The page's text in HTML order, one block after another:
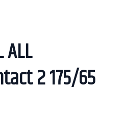
ALL
2 175/65